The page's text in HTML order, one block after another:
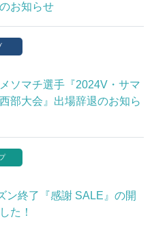
お知らせ
ソマチ選手『2024V・サマ
部大会』出場辞退のお知ら
ン終了『感謝 SALE』の開
た！